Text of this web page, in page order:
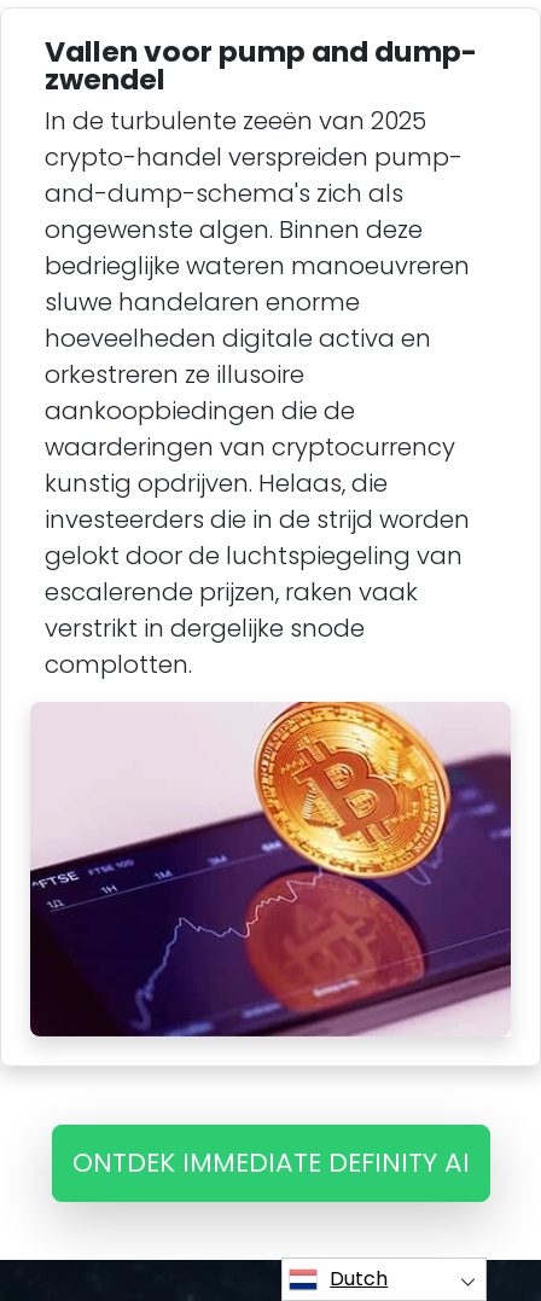
Vallen voor pump and dump-
zwendel
In de turbulente zeeën van 2025
crypto-handel verspreiden pump-
and-dump-schema's zich als
ongewenste algen. Binnen deze
bedrieglijke wateren manoeuvreren
sluwe handelaren enorme
hoeveelheden digitale activa en
orkestreren ze illusoire
aankoopbiedingen die de
waarderingen van cryptocurrency
kunstig opdrijven. Helaas, die
investeerders die in de strijd worden
gelokt door de luchtspiegeling van
escalerende prijzen, raken vaak
verstrikt in dergelijke snode
complotten.
ONTDEK IMMEDIATE DEFINITY AI
Dutch